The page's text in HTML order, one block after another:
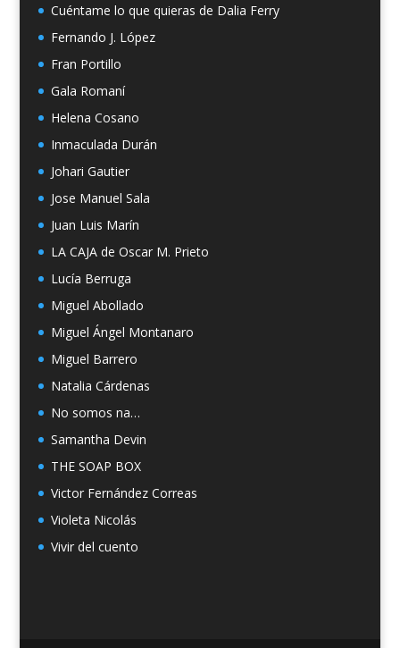
Cuéntame lo que quieras de Dalia Ferry
Fernando J. López
Fran Portillo
Gala Romaní
Helena Cosano
Inmaculada Durán
Johari Gautier
Jose Manuel Sala
Juan Luis Marín
LA CAJA de Oscar M. Prieto
Lucía Berruga
Miguel Abollado
Miguel Ángel Montanaro
Miguel Barrero
Natalia Cárdenas
No somos na…
Samantha Devin
THE SOAP BOX
Victor Fernández Correas
Violeta Nicolás
Vivir del cuento